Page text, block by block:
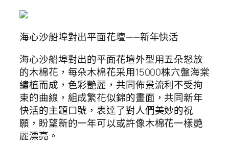
海心沙船埠對出平面花壇——新年快活
海心沙船埠對出的平面花壇外型用五朵怒放
的木棉花，每朵木棉花采用15000株穴盤海棠
繡植而成，色彩艷麗，共同佈景流利不受拘
束的曲線，組成繁花似錦的畫面，共同新年
快活的主題口號，表達了對人們美妙的祝
願，盼望新的一年可以或許像木棉花一樣艷
麗漂亮。